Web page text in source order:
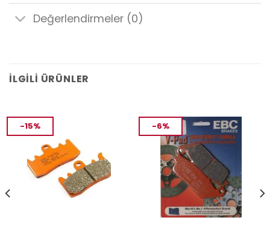
Değerlendirmeler (0)
İLGILI ÜRÜNLER
-15% -6%